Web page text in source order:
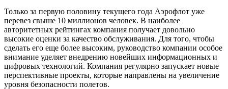
Только за первую половину текущего года Аэрофлот уже
перевез свыше 10 миллионов человек. В наиболее
авторитетных рейтингах компания получает довольно
высокие оценки за качество обслуживания. Для того, чтобы
сделать его еще более высоким, руководство компании особое
внимание уделяет внедрению новейших информационных и
цифровых технологий. Компания регулярно запускает новые
перспективные проекты, которые направлены на увеличение
уровня безопасности полетов.